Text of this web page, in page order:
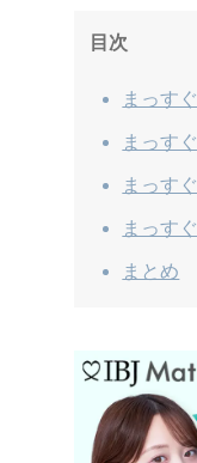
目次
まっす
まっす
まっす
まっす
まとめ